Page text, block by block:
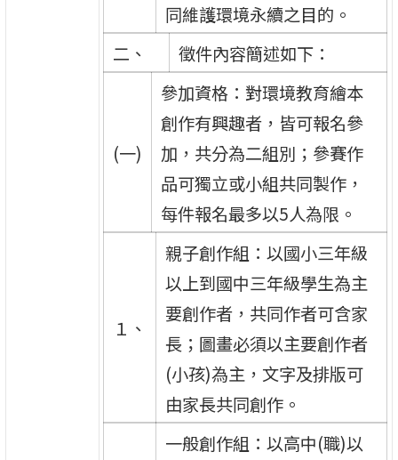
同維護環境永續之目的。
二、
徵件內容簡述如下：
(一)
參加資格：對環境教育繪本
創作有興趣者，皆可報名參
加，共分為二組別；參賽作
品可獨立或小組共同製作，
每件報名最多以5人為限。
１、
親子創作組：以國小三年級
以上到國中三年級學生為主
要創作者，共同作者可含家
長；圖畫必須以主要創作者
(小孩)為主，文字及排版可
由家長共同創作。
一般創作組：以高中(職)以